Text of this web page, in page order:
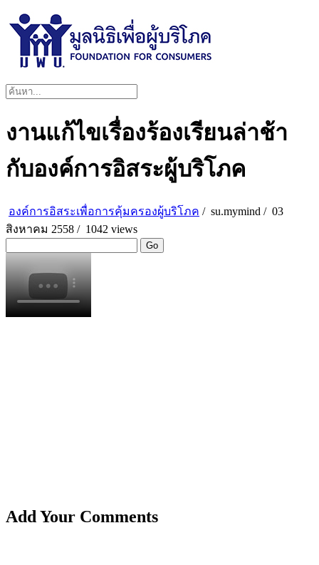
งานแก้ไขเรื่องร้องเรียนล่าช้า
กับองค์การอิสระผู้บริโภค
องค์การอิสระเพื่อการคุ้มครองผู้บริโภค / su.mymind / 03
สิงหาคม 2558 / 1042 views
Go
Add Your Comments